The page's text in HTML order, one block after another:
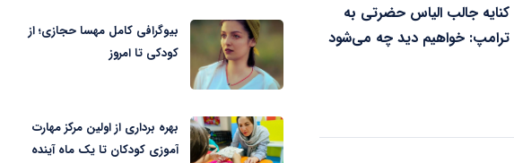
کنایه جالب الیاس حضرتی به
ترامپ: خواهیم دید چه می‌شود
بیوگرافی کامل مهسا حجازی؛ از
کودکی تا امروز
بهره برداری از اولین مرکز مهارت
آموزی کودکان تا یک ماه آینده